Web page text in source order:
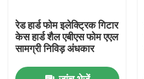
मामलों
गिटार रैक केस
रेड हार्ड फोम इलेक्ट्रिक गिटार
केस हार्ड शैल एबीएस फोम एएल
सामग्री निविड़ अंधकार